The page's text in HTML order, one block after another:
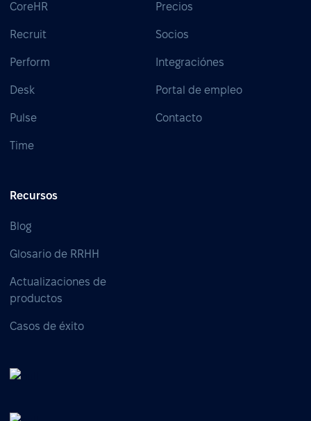
CoreHR
Recruit
Perform
Desk
Pulse
Time
Precios
Socios
Integraciónes
Portal de empleo
Contacto
Recursos
Blog
Glosario de RRHH
Actualizaciones de
productos
Casos de éxito